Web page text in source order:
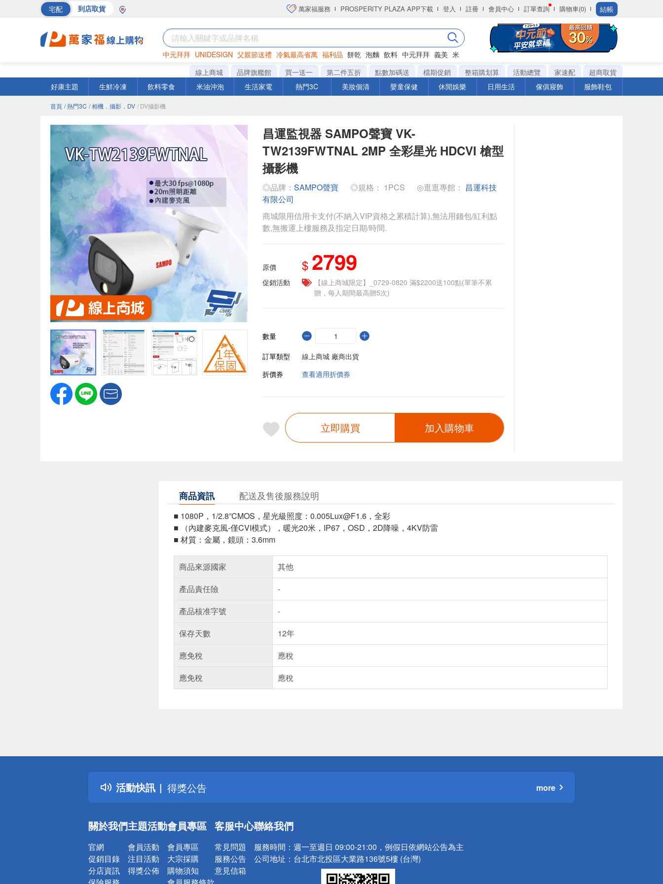
宅配 到店取貨 萬家福服務 PROSPERITY PLAZA APP下載 登入 註冊 會員中心 訂單查詢 購物車(0) 結帳
中元拜拜 UNIDESIGN 父親節送禮 冷氣最高省萬 福利品 餅乾 泡麵 飲料 中元拜拜 義美 米
罐頭 海苔 洋芋片
線上商城 品牌旗艦館 買一送一 第二件五折 點數加碼送 檔期促銷 整箱購划算 活動總覽 家速配
超商取貨
好康主題
生鮮冷凍 飲料零食 米油沖泡 生活家電 熱門3C 美妝個清 嬰童保健 休閒娛樂 日用生活 傢俱寢飾 服飾鞋包
首頁 / 熱門3C / 相機．攝影．DV / DV攝影機
昌運監視器 SAMPO聲寶 VK-
TW2139FWTNAL 2MP 全彩星光 HDCVI 槍型
攝影機
◎品牌： SAMPO聲寶 ◎規格： 1PCS ◎逛逛專館： 昌運科技
有限公司
商城限用信用卡支付(不納入VIP資格之累積計算),無法用錢包/紅利點
數,無搬運上樓服務及指定日期/時間.
原價 $ 2799
促銷活動
【線上商城限定】_0729-0820 滿$2200送100點(單筆不累
贈，每人期間最高贈5次)
數量
訂單類型
線上商城 廠商出貨
折價券
查看適用折價券
立即購買 加入購物車
商品資訊 配送及售後服務說明
■ 1080P，1/2.8”CMOS，星光級照度：0.005Lux@F1.6，全彩
■ （內建麥克風-僅CVI模式），暖光20米，IP67，OSD，2D降噪，4KV防雷
■ 材質：金屬，鏡頭：3.6mm
商品來源國家
其他
產品責任險
-
產品核准字號
-
保存天數
12年
應免稅
應稅
應免稅
應稅
活動快訊
詐騙網頁！請小心！
得獎公告
熱門話題
銀行優惠
詐騙網頁！請小心！
more
關於我們
官網
促銷目錄
分店資訊
主題活動
會員活動
注目活動
得獎公佈
會員專區
會員專區
大宗採購
購物須知
客服中心
常見問題
服務公告
意見信箱
聯絡我們
服務時間： 週一至週日 09:00-21:00，例假日依網站公告為主
公司地址： 台北市北投區大業路136號5樓 (台灣)